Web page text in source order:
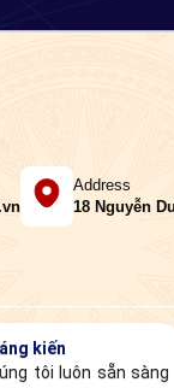
Address
18 Nguyễn
sáng kiến
tôi luôn sẵn